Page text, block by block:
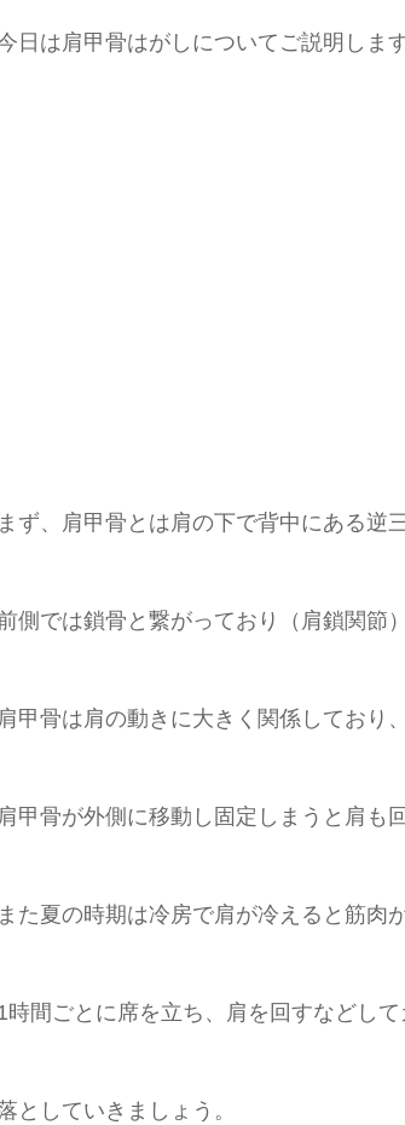
日は肩甲骨はがしについてご説明します
まず、肩甲骨とは肩の下で背中にある逆
側では鎖骨と繋がっており（肩鎖関節
肩甲骨は肩の動きに大きく関係しており
肩甲骨が外側に移動し固定しまうと肩も
また夏の時期は冷房で肩が冷えると筋肉
時間ごとに席を立ち、肩を回すなどし
としていきましょう。